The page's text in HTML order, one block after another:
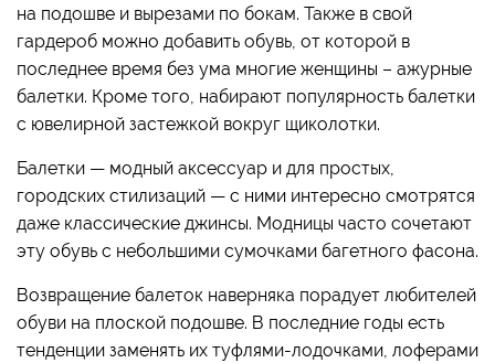
на подошве и вырезами по бокам. Также в свой
гардероб можно добавить обувь, от которой в
последнее время без ума многие женщины – ажурные
балетки. Кроме того, набирают популярность балетки
с ювелирной застежкой вокруг щиколотки.
Балетки — модный аксессуар и для простых,
городских стилизаций — с ними интересно смотрятся
даже классические джинсы. Модницы часто сочетают
эту обувь с небольшими сумочками багетного фасона.
Возвращение балеток наверняка порадует любителей
обуви на плоской подошве. В последние годы есть
тенденции заменять их туфлями-лодочками, лоферами